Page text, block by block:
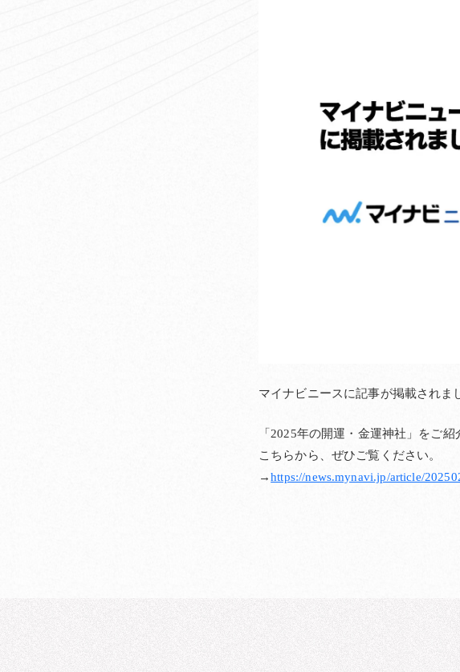
マイナビニースに記事が掲載されま
「2025年の開運・金運神社」をご紹
こちらから、ぜひご覧ください。
→https://news.mynavi.jp/article/